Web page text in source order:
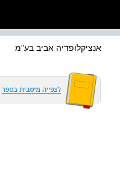
אנציקלופדיה אביב בע"מ